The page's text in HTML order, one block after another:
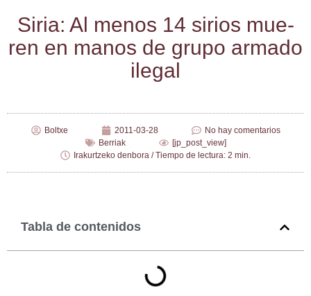
Siria: Al menos 14 sirios mue­
ren en manos de gru­po arma­do
ilegal
Boltxe 2011-03-28
No hay comentarios
Berriak
[jp_post_view]
Irakurtzeko denbora / Tiempo de lectura: 2 min.
Tabla de contenidos